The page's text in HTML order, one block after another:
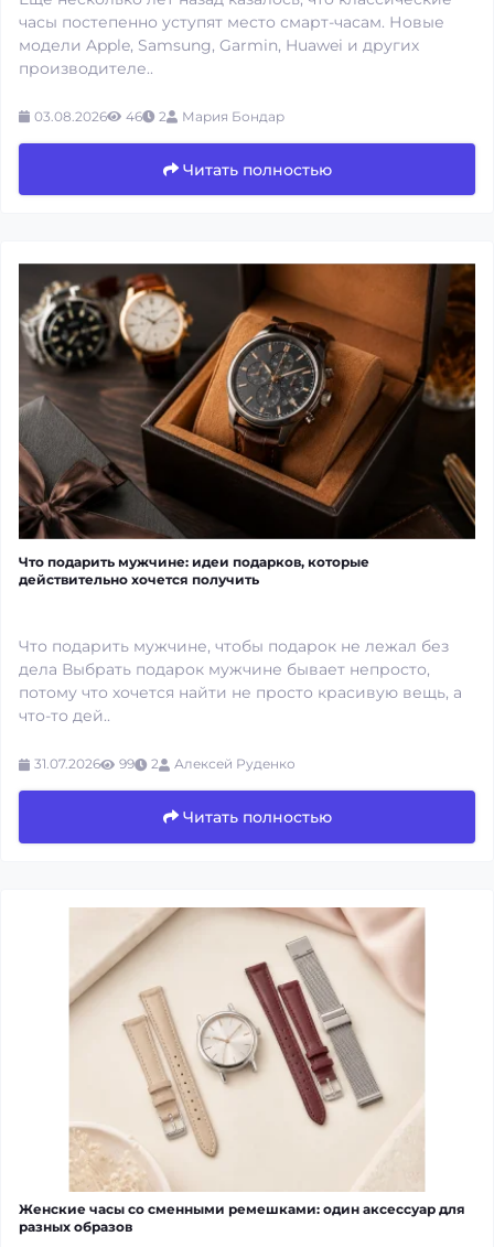
часы постепенно уступят место смарт-часам. Новые
модели Apple, Samsung, Garmin, Huawei и других
производителе..
03.08.2026 46 2 Мария Бондар
Читать полностью
Что подарить мужчине: идеи подарков, которые
действительно хочется получить
Что подарить мужчине, чтобы подарок не лежал без
дела Выбрать подарок мужчине бывает непросто,
потому что хочется найти не просто красивую вещь, а
что-то дей..
31.07.2026 99 2 Алексей Руденко
Читать полностью
Женские часы со сменными ремешками: один аксессуар для
разных образов